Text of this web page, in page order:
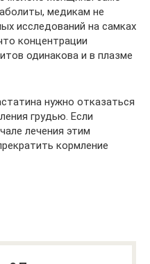
медикам не
исследований на самках
концентрации
одинакова и в плазме
нужно отказаться
грудью. Если
лечения этим
кормление